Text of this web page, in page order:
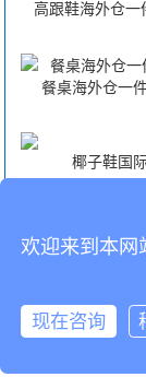
高跟鞋海外仓一
餐桌海外仓一
椰子鞋国
椰子鞋国际
欢迎来到本网
现在咨询